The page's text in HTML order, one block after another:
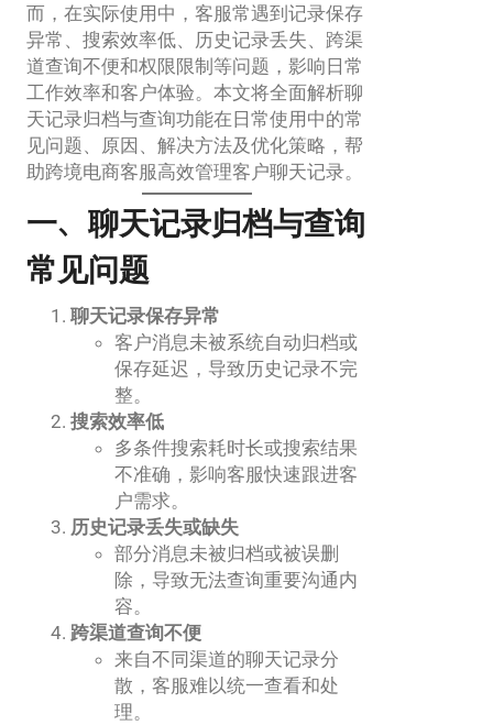
而，在实际使用中，客服常遇到记录保存
异常、搜索效率低、历史记录丢失、跨渠
道查询不便和权限限制等问题，影响日常
工作效率和客户体验。本文将全面解析聊
天记录归档与查询功能在日常使用中的常
见问题、原因、解决方法及优化策略，帮
助跨境电商客服高效管理客户聊天记录。
一、聊天记录归档与查询
常见问题
聊天记录保存异常
客户消息未被系统自动归档或
保存延迟，导致历史记录不完
整。
搜索效率低
多条件搜索耗时长或搜索结果
不准确，影响客服快速跟进客
户需求。
历史记录丢失或缺失
部分消息未被归档或被误删
除，导致无法查询重要沟通内
容。
跨渠道查询不便
来自不同渠道的聊天记录分
散，客服难以统一查看和处
理。